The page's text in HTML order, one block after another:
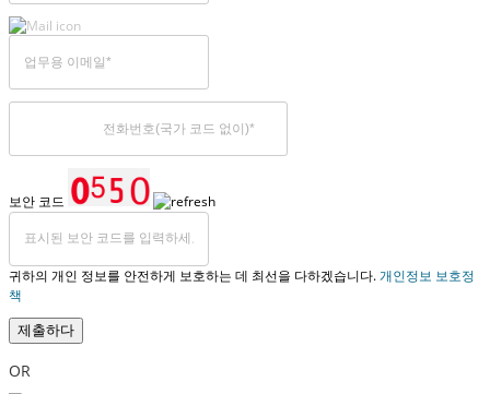
보안 코드
귀하의 개인 정보를 안전하게 보호하는 데 최선을 다하겠습니다.개인정보 보호정
책
제출하다
OR